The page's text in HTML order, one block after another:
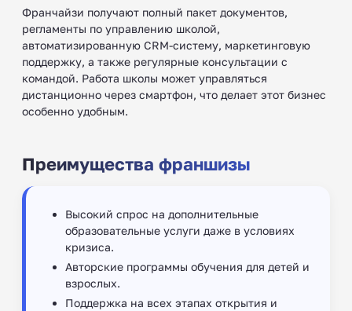
Франчайзи получают полный пакет документов,
регламенты по управлению школой,
автоматизированную CRM-систему, маркетинговую
поддержку, а также регулярные консультации с
командой. Работа школы может управляться
дистанционно через смартфон, что делает этот бизнес
особенно удобным.
Преимущества франшизы
Высокий спрос на дополнительные
образовательные услуги даже в условиях
кризиса.
Авторские программы обучения для детей и
взрослых.
Поддержка на всех этапах открытия и